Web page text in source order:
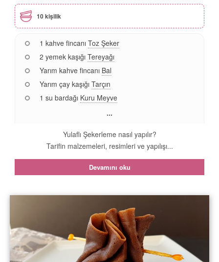
10 kişilik
1 kahve fincanı Toz Şeker
2 yemek kaşığı Tereyağı
Yarım kahve fincanı Bal
Yarım çay kaşığı Tarçın
1 su bardağı Kuru Meyve
...
Yulaflı Şekerleme nasıl yapılır?
Tarifin malzemeleri, resimleri ve yapılışı...
Devamını oku